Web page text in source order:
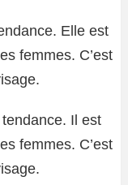
Elle est
femmes. C’est
Il est
femmes. C’est